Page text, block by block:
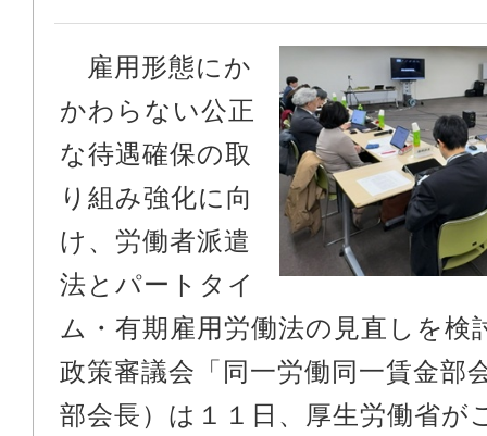
雇用形態にか
かわらない公正
な待遇確保の取
り組み強化に向
け、労働者派遣
法とパートタイ
ム・有期雇用労働法の見直しを検
政策審議会「同一労働同一賃金部
部会長）は１１日、厚生労働省が